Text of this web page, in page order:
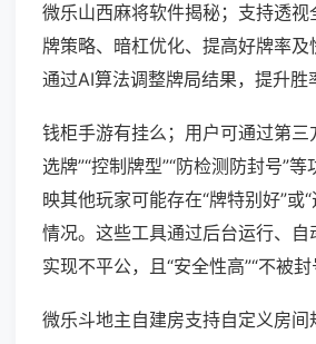
微乐山西麻将软件揭秘；支持透视
牌策略、暗杠优化、提高好牌率及
通过AI算法调整牌局结果，提升胜
钱柜手游有挂么；用户可通过第三
选牌”“控制牌型”“防检测防封号”
映其他玩家可能存在“牌特别好”或
情况。这些工具通过后台运行、
实现不平公，且“安全性高”“不被封
微乐斗地主自建房支持自定义房